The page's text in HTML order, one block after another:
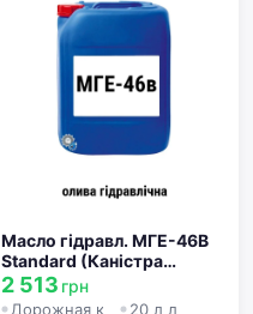
Масло гідравл. МГЕ-46В
Standard (Каністра
20л/15кг) <ДК>
48021136981
2 513 грн
Дорожная карта (DK)
20 л л